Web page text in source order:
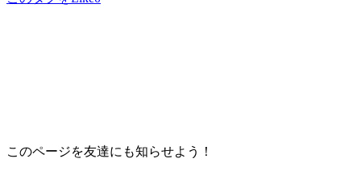
このページを友達にも知らせよう！